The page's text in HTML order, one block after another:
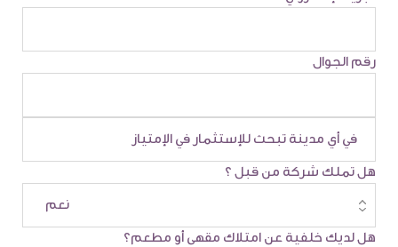
رقم الجوال
هل تملك شركة من قبل ؟
هل لديك خلفية عن امتلاك مقهى أو مطعم؟